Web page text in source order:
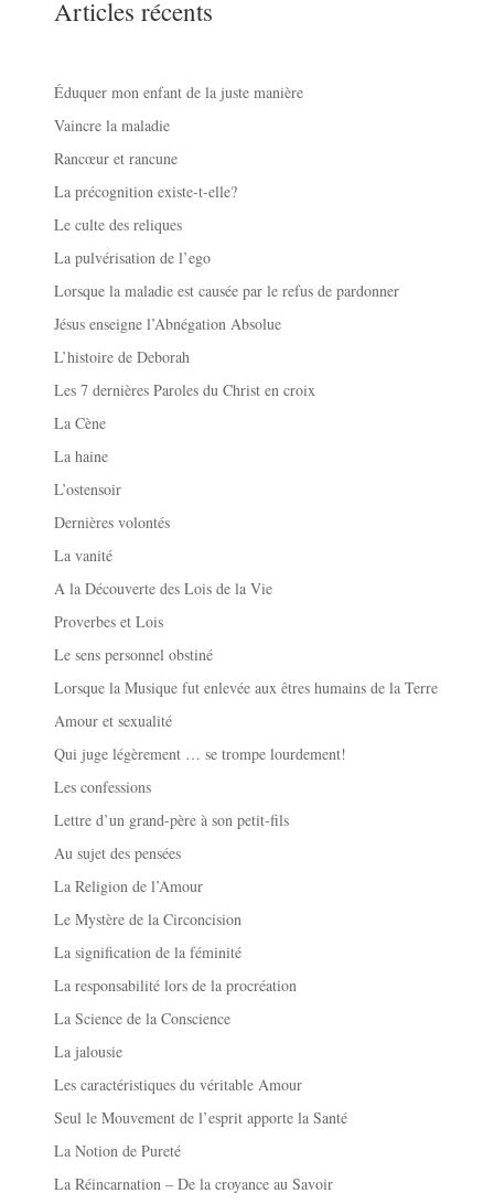
Articles récents
Éduquer mon enfant de la juste manière
Vaincre la maladie
Rancœur et rancune
La précognition existe-t-elle?
Le culte des reliques
La pulvérisation de l’ego
Lorsque la maladie est causée par le refus de pardonner
Jésus enseigne l’Abnégation Absolue
L’histoire de Deborah
Les 7 dernières Paroles du Christ en croix
La Cène
La haine
L’ostensoir
Dernières volontés
La vanité
A la Découverte des Lois de la Vie
Proverbes et Lois
Le sens personnel obstiné
Lorsque la Musique fut enlevée aux êtres humains de la Terre
Amour et sexualité
Qui juge légèrement … se trompe lourdement!
Les confessions
Lettre d’un grand-père à son petit-fils
Au sujet des pensées
La Religion de l’Amour
Le Mystère de la Circoncision
La signification de la féminité
La responsabilité lors de la procréation
La Science de la Conscience
La jalousie
Les caractéristiques du véritable Amour
Seul le Mouvement de l’esprit apporte la Santé
La Notion de Pureté
La Réincarnation – De la croyance au Savoir